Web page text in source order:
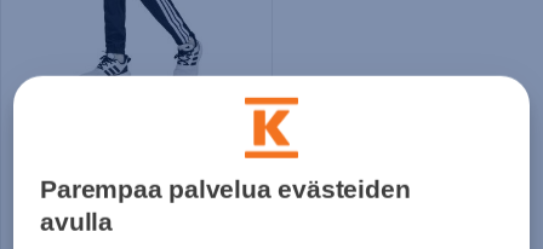
29,95€
Norm. hinta:38€
30pv alin hinta: 29,95€
Parempaa palvelua evästeiden
avulla